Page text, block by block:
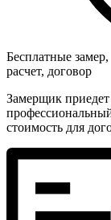
Бесплатные замер,
расчет, договор
Замерщик
стоимость для